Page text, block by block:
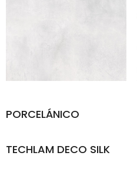
PORCELÁNICO
TECHLAM DECO SILK